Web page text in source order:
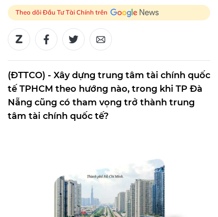
Theo dõi Đầu Tư Tài Chính trên
(ĐTTCO) - Xây dựng trung tâm tài chính quốc
tế TPHCM theo hướng nào, trong khi TP Đà
Nẵng cũng có tham vọng trở thành trung
tâm tài chính quốc tế?